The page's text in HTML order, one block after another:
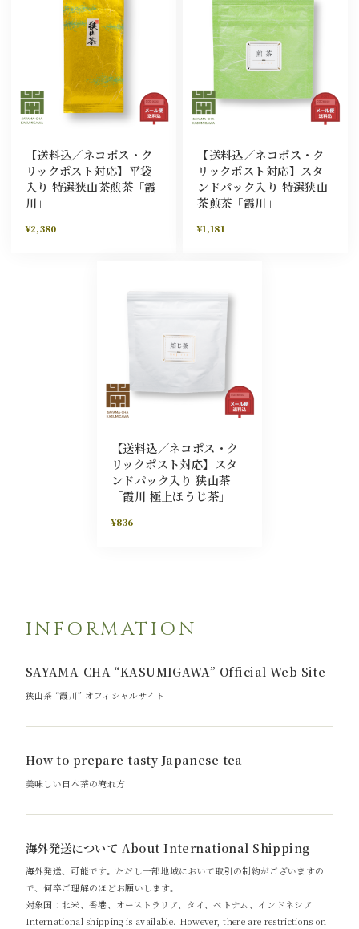
【送料込／ネコポス・ク
リックポスト対応】平袋
入り 特選狭山茶煎茶「霞
川」
¥2,380
【送料込／ネコポス・ク
リックポスト対応】スタ
ンドパック入り 特選狭山
茶煎茶「霞川」
¥1,181
【送料込／ネコポス・ク
リックポスト対応】スタ
ンドパック入り 狭山茶
「霞川 極上ほうじ茶」
¥836
INFORMATION
SAYAMA-CHA “KASUMIGAWA” Official Web Site
狭山茶 “霞川” オフィシャルサイト
How to prepare tasty Japanese tea
美味しい日本茶の淹れ方
海外発送について About International Shipping
海外発送、可能です。ただし一部地域において取引の制約がございますの
で、何卒ご理解のほどお願いします。
対象国：北米、香港、オーストラリア、タイ、ベトナム、インドネシア
International shipping is available. However, there are restrictions on